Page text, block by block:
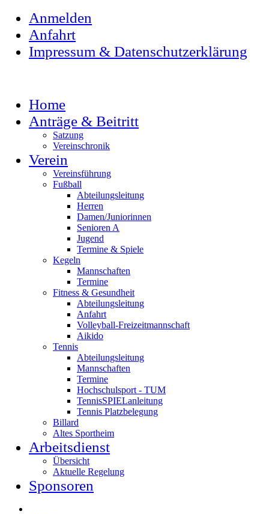
Anmelden
Anfahrt
Impressum & Datenschutzerklärung
Home
Anträge & Beitritt
Satzung
Vereinschronik
Verein
Vereinsführung
Fußball
Abteilungsleitung
Herren
Damen/Juniorinnen
Senioren A
Jugend
Termine & Spiele
Kegeln
Mannschaften
Termine
Fitness & Gesundheit
Abteilungsleitung
Anfahrt
Volleyball-Freizeitmannschaft
Aikido
Tennis
Abteilungsleitung
Mannschaften
Termine
Hochschulsport - TUM
TennisSPIELanleitung
Tennis Platzbelegung
Billard
Altes Sportheim
Arbeitsdienst
Übersicht
Aktuelle Regelung
Sponsoren